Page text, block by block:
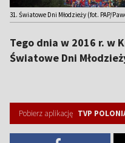
31. Światowe Dni Młodzieży (fot. PAP/
Tego dnia w 2016 r. w
Światowe Dni
Pobierz aplikację TVP